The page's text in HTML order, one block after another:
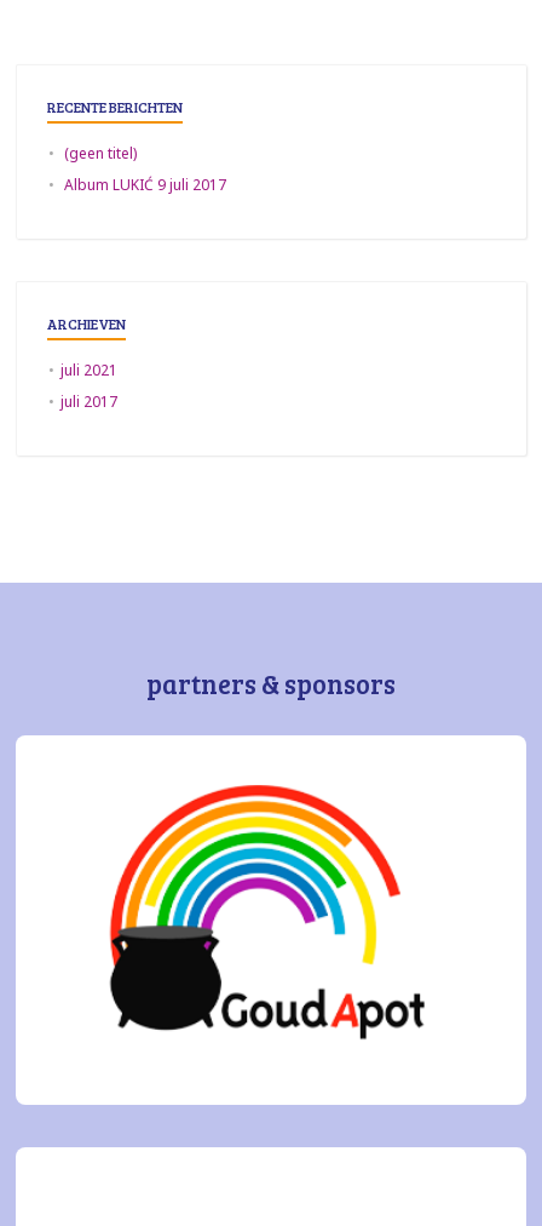
RECENTE BERICHTEN
(geen titel)
Album LUKIĆ 9 juli 2017
ARCHIEVEN
juli 2021
juli 2017
partners & sponsors